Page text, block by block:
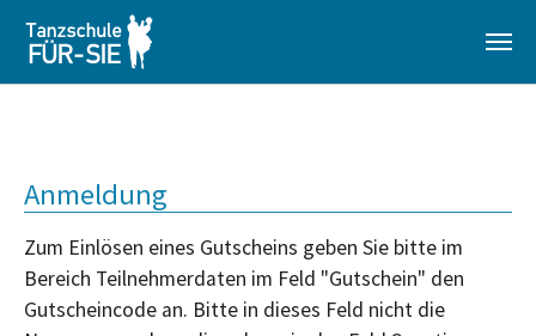
Anmeldung
Zum Einlösen eines Gutscheins geben Sie bitte im
Bereich Teilnehmerdaten im Feld "Gutschein" den
Gutscheincode an. Bitte in dieses Feld nicht die